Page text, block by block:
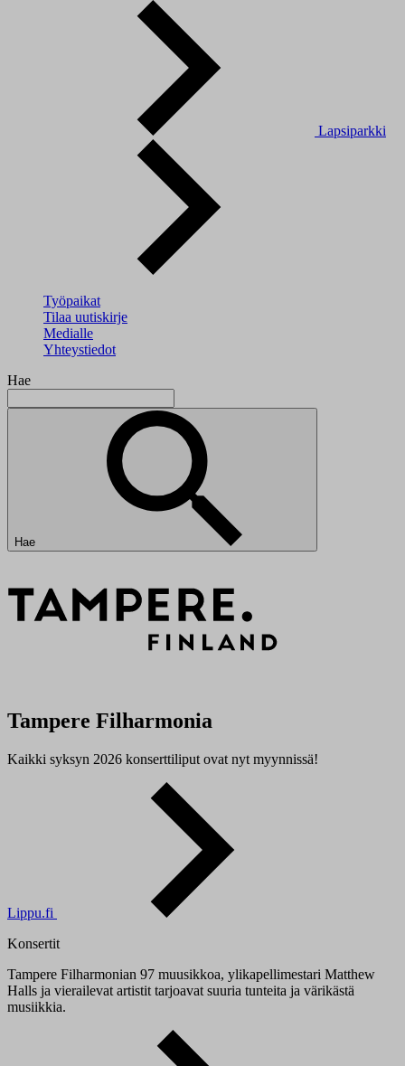
Lapsiparkki
Työpaikat
Tilaa uutiskirje
Medialle
Yhteystiedot
Hae
Hae
Tampere Filharmonia
Kaikki syksyn 2026 konserttiliput ovat nyt myynnissä!
Lippu.fi
Konsertit
Tampere Filharmonian 97 muusikkoa, ylikapellimestari Matthew
Halls ja vierailevat artistit tarjoavat suuria tunteita ja värikästä
musiikkia.